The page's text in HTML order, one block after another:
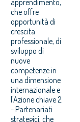
che offre
opportunità di
crescita
professionale, di
sviluppo di
nuove
competenze in
una dimensione
internazionale e
l'Azione chiave 2
- Partenariati
strategici, che